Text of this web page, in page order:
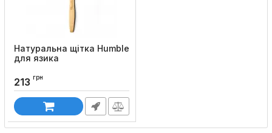
Натуральна щітка Нumble
для язика
213 грн